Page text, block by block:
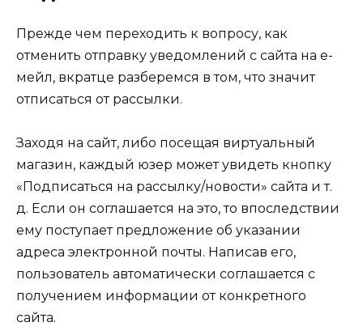
Прежде чем переходить к вопросу, как
отменить отправку уведомлений с сайта на е-
мейл, вкратце разберемся в том, что значит
отписаться от рассылки.
Заходя на сайт, либо посещая виртуальный
магазин, каждый юзер может увидеть кнопку
«Подписаться на рассылку/новости» сайта и т.
д. Если он соглашается на это, то впоследствии
ему поступает предложение об указании
адреса электронной почты. Написав его,
пользователь автоматически соглашается с
получением информации от конкретного
сайта.